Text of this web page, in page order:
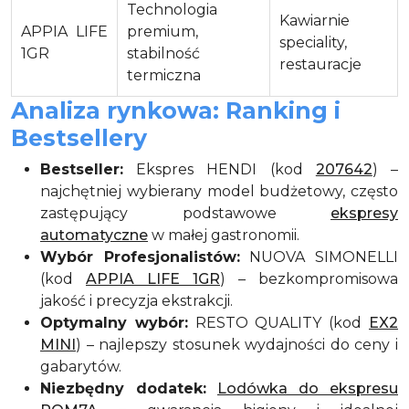
APPIA LIFE
1GR
Technologia
premium,
stabilność
termiczna
Kawiarnie
speciality,
restauracje
Analiza rynkowa: Ranking i
Bestsellery
Bestseller: Ekspres HENDI (kod 207642) –
najchętniej wybierany model budżetowy, często
zastępujący podstawowe ekspresy
automatyczne w małej gastronomii.
Wybór Profesjonalistów:NUOVA SIMONELLI
(kod APPIA LIFE 1GR) – bezkompromisowa
jakość i precyzja ekstrakcji.
Optymalny wybór:RESTO QUALITY (kod
EX2
MINI) – najlepszy stosunek wydajności do ceny i
gabarytów.
Niezbędny dodatek:
Lodówka do ekspresu